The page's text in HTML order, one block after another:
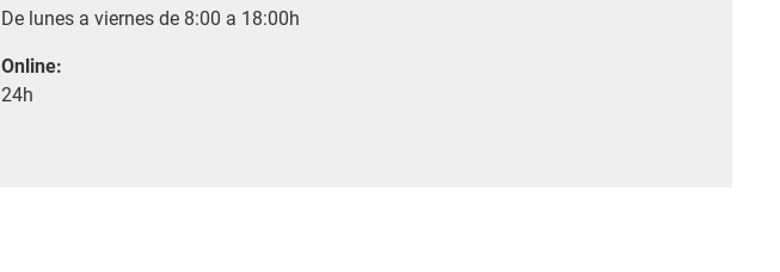
De lunes a viernes de 8:00 a 18:00h
Online:
24h